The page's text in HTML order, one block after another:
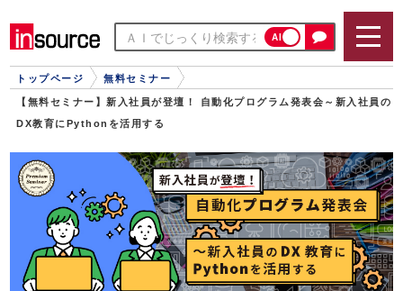
AI
トップページ 無料セミナー
【無料セミナー】新入社員が登壇！ 自動化プログラム発表会～新入社員の
DX教育にPythonを活用する